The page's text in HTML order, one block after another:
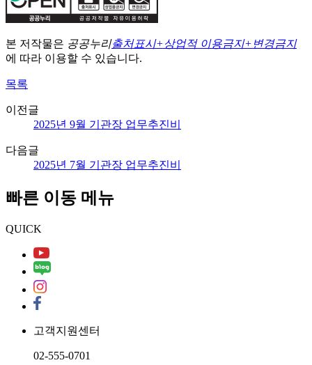
본 저작물은 공공누리출처표시+상업적 이용금지+변경금지
에 따라 이용할 수 있습니다.
목록
이전글
2025년 9월 기관장 업무추진비
다음글
2025년 7월 기관장 업무추진비
빠른 이동 메뉴
QUICK
고객지원센터
02-555-0701